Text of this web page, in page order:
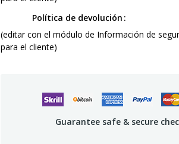
Política de devolución
(editar con el módulo de Información de
para el cliente)
Guarantee safe & secure